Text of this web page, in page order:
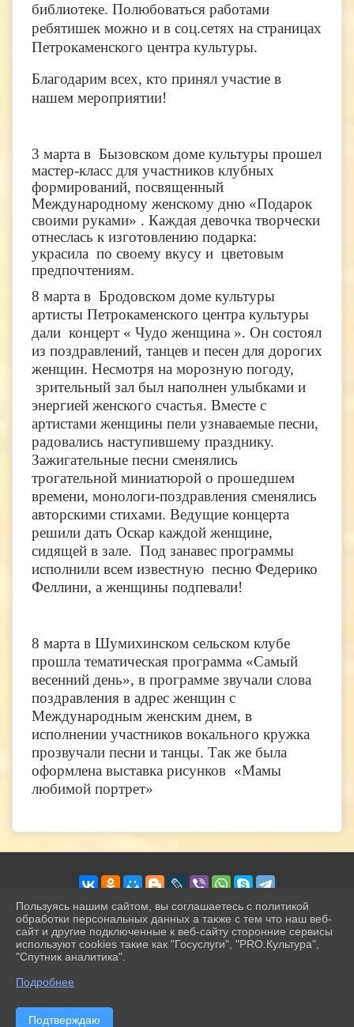
библиотеке. Полюбоваться работами
ребятишек можно и в соц.сетях на страницах
Петрокаменского центра культуры.
Благодарим всех, кто принял участие в
нашем мероприятии!
3 марта в Бызовском доме культуры прошел
мастер-класс для участников клубных
формирований, посвященный
Международному женскому дню «Подарок
своими руками» . Каждая девочка творчески
отнеслась к изготовлению подарка:
украсила по своему вкусу и цветовым
предпочтениям.
8 марта в Бродовском доме культуры
артисты Петрокаменского центра культуры
дали концерт « Чудо женщина ». Он состоял
из поздравлений, танцев и песен для дорогих
женщин. Несмотря на морозную погоду,
зрительный зал был наполнен улыбками и
энергией женского счастья. Вместе с
артистами женщины пели узнаваемые песни,
радовались наступившему празднику.
Зажигательные песни сменялись
трогательной миниатюрой о прошедшем
времени, монологи-поздравления сменялись
авторскими стихами. Ведущие концерта
решили дать Оскар каждой женщине,
сидящей в зале. Под занавес программы
исполнили всем известную песню Федерико
Феллини, а женщины подпевали!
8 марта в Шумихинском сельском клубе
прошла тематическая программа «Самый
весенний день», в программе звучали слова
поздравления в адрес женщин с
Международным женским днем, в
исполнении участников вокального кружка
прозвучали песни и танцы. Так же была
оформлена выставка рисунков «Мамы
любимой портрет»
2026 г. petrokamck.ru
Вход
Карта сайта
Политика обработки персональных данных
Сделано на KubCMS
Разработка и поддержка
Пользуясь нашим сайтом, вы соглашаетесь с политикой
обработки персональных данных а также с тем что наш веб-
сайт и другие подключенные к веб-сайту сторонние сервисы
используют cookies такие как "Госуслуги", "PRO.Культура",
"Спутник аналитика".
Подробнее
Подтверждаю